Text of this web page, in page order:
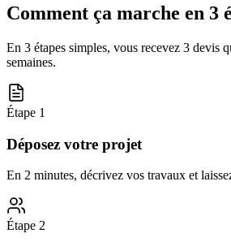
Comment ça marche en 3
En 3 étapes simples, vous recevez 3 devis
semaines.
Étape 1
Déposez votre projet
En 2 minutes, décrivez vos travaux et
Étape 2